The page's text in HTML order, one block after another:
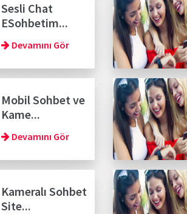
Sesli Chat
ESohbetim...
Devamını Gör
Mobil Sohbet ve
Kame...
Devamını Gör
Kameralı Sohbet
Site...